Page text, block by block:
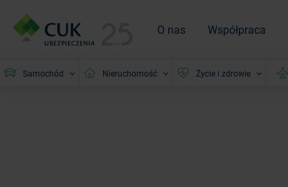
O nas Współpraca
Samochód Nieruchomość Życie i zdrowie